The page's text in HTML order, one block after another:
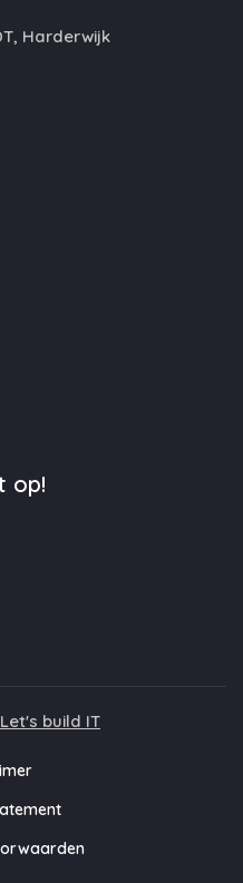
Harderwijk
op!
Let's build IT